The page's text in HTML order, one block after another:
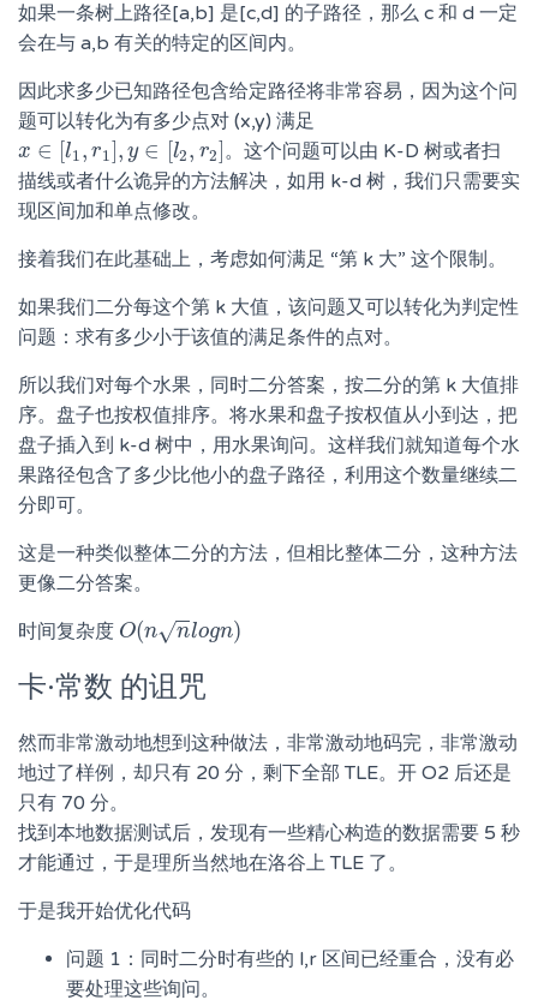
如果一条树上路径[a,b] 是[c,d] 的子路径，那么 c 和 d 一定
会在与 a,b 有关的特定的区间内。
因此求多少已知路径包含给定路径将非常容易，因为这个问
题可以转化为有多少点对 (x,y) 满足
x ∈ [l1, r1], y ∈ [l2, r2]
x∈[ 1,r 1],y ∈[l 2, 2]
。这个问题可以由 K-D 树或者扫
描线或者什么诡异的方法解决，如用 k-d 树，我们只需要实
现区间加和单点修改。
接着我们在此基础上，考虑如何满足 “第 k 大” 这个限制。
如果我们二分每这个第 k 大值，该问题又可以转化为判定性
问题：求有多少小于该值的满足条件的点对。
所以我们对每个水果，同时二分答案，按二分的第 k 大值排
序。盘子也按权值排序。将水果和盘子按权值从小到达，把
盘子插入到 k-d 树中，用水果询问。这样我们就知道每个水
果路径包含了多少比他小的盘子路径，利用这个数量继续二
分即可。
这是一种类似整体二分的方法，但相比整体二分，这种方法
更像二分答案。
时间复杂度 O(n n
−
−
√ logn)
O(nnlogn)
卡·常数 的诅咒
然而非常激动地想到这种做法，非常激动地码完，非常激动
地过了样例，却只有 20 分，剩下全部 TLE。开 O2 后还是
只有 70 分。
找到本地数据测试后，发现有一些精心构造的数据需要 5 秒
才能通过，于是理所当然地在洛谷上 TLE 了。
于是我开始优化代码
问题 1：同时二分时有些的 l,r 区间已经重合，没有必
要处理这些询问。